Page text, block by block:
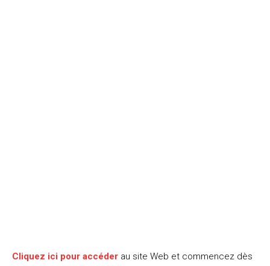
Cliquez ici pour accéder au site Web et commencez dès